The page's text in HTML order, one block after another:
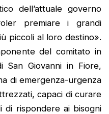
dell’attuale governo
premiare i grandi
piccoli al loro destino».
del comitato in
San Giovanni in Fiore,
di emergenza-urgenza
capaci di curare
di rispondere ai bisogni